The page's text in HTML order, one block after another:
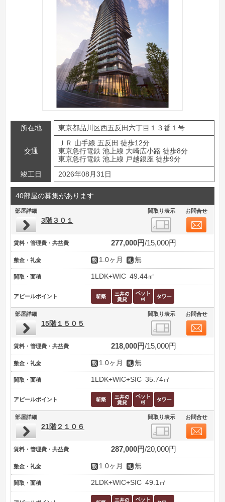
所在地 東京都品川区西五反田六丁目１３番１号
交通
ＪＲ 山手線 五反田 徒歩12分
東京急行電鉄 池上線 大崎広小路 徒歩8分
東京急行電鉄 池上線 戸越銀座 徒歩9分
竣工日
2026年08月31日
40部屋の募集があります
部屋詳細 間取り表示 お問合せ
3階３０１
賃料・管理費・共益費 277,000円 15,000円
敷金・礼金 1.0ヶ月 無
間取・面積 1LDK+WIC 49.44㎡
アピールポイント
部屋詳細 間取り表示 お問合せ
15階１５０５
賃料・管理費・共益費 218,000円 15,000円
敷金・礼金 1.0ヶ月 無
間取・面積 1LDK+WIC+SIC 35.74㎡
アピールポイント
部屋詳細 間取り表示 お問合せ
21階２１０６
賃料・管理費・共益費 287,000円 20,000円
敷金・礼金 1.0ヶ月 無
間取・面積 2LDK+WIC+SIC 49.1㎡